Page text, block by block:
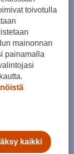
toivotulla
mainonnan
painamalla
kaikki